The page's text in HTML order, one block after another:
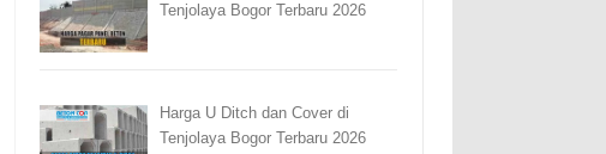
Tenjolaya Bogor Terbaru 2026
Harga U Ditch dan Cover di
Tenjolaya Bogor Terbaru 2026